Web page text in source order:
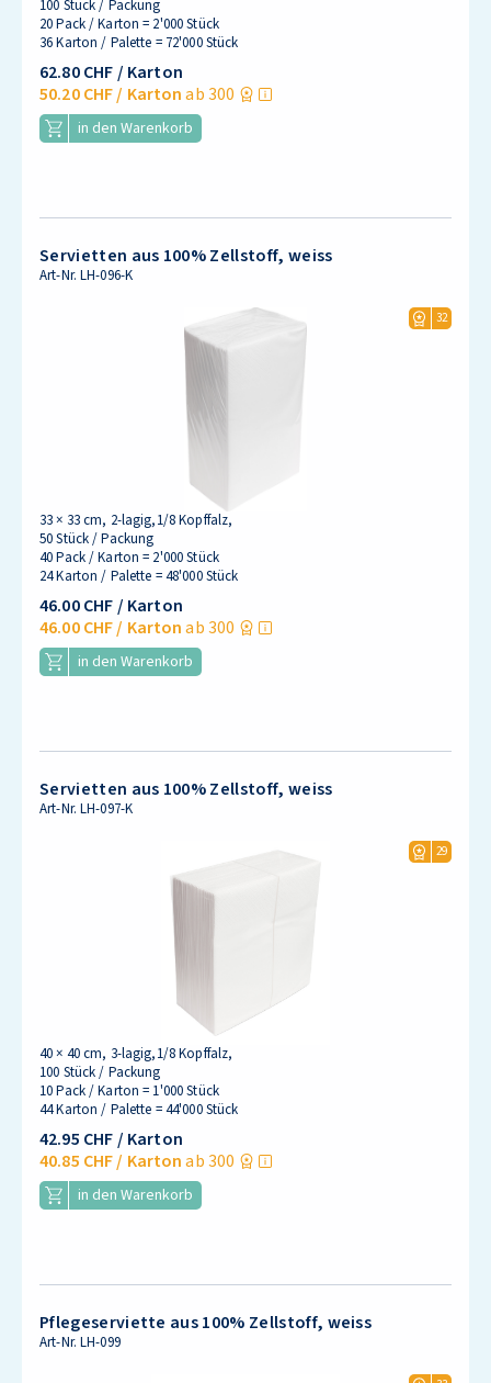
100 Stück / Packung
20 Pack / Karton = 2'000 Stück
36 Karton / Palette = 72'000 Stück
62.80 CHF/ Karton
50.20 CHF/ Karton ab 300
in den Warenkorb
Servietten aus 100% Zellstoff, weiss
Art-Nr.LH-096-K
32
33 × 33 cm, 2-lagig,1/8 Kopffalz,
50 Stück / Packung
40 Pack / Karton = 2'000 Stück
24 Karton / Palette = 48'000 Stück
46.00 CHF/ Karton
46.00 CHF/ Karton ab 300
in den Warenkorb
Servietten aus 100% Zellstoff, weiss
Art-Nr.LH-097-K
29
40 × 40 cm, 3-lagig,1/8 Kopffalz,
100 Stück / Packung
10 Pack / Karton = 1'000 Stück
44 Karton / Palette = 44'000 Stück
42.95 CHF/ Karton
40.85 CHF/ Karton ab 300
in den Warenkorb
Pflegeserviette aus 100% Zellstoff, weiss
Art-Nr.LH-099